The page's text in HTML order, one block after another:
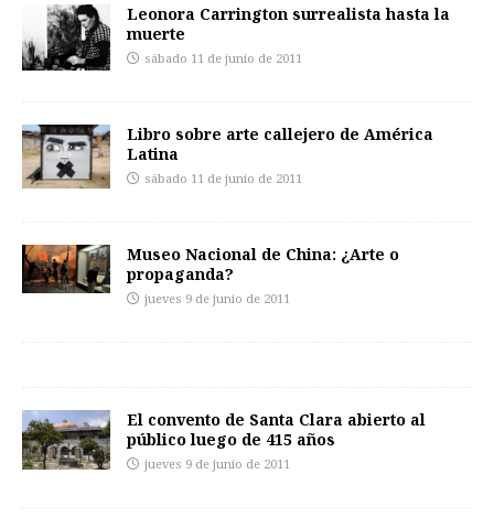
Leonora Carrington surrealista hasta la
muerte
sábado 11 de junio de 2011
Libro sobre arte callejero de América
Latina
sábado 11 de junio de 2011
Museo Nacional de China: ¿Arte o
propaganda?
jueves 9 de junio de 2011
El convento de Santa Clara abierto al
público luego de 415 años
jueves 9 de junio de 2011